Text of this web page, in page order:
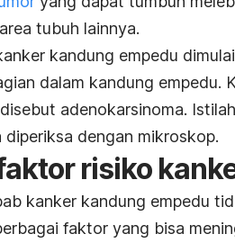
tubuh lainnya.
kandung empedu
dalam kandung empedu.
adenokarsinoma.
diperiksa dengan mikroskop.
risiko
kanker kandung empedu
faktor yang bisa